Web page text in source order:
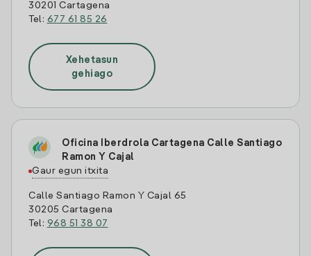
30201 Cartagena
Tel: 677 61 85 26
Xehetasun
gehiago
Oficina Iberdrola Cartagena Calle Santiago
Ramon Y Cajal
Gaur egun itxita
Calle Santiago Ramon Y Cajal 65
30205 Cartagena
Tel: 968 51 38 07